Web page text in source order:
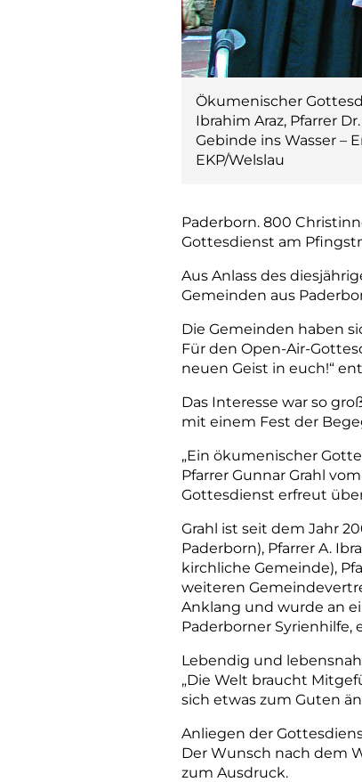
Ökumenischer
Ibrahim Araz, Pfarrer
Gebinde ins Wasser –
EKP/Welslau
Paderborn. 800
Gottesdienst am
Aus Anlass des
Gemeinden aus
Die Gemeinden haben
Für den Open-­Air-
neuen Geist in euch!“
Das Interesse war so
mit einem Fest der
„Ein ökumenischer
Pfarrer Gunnar Grahl
Gottesdienst erfreut
Grahl ist seit dem Jahr
Paderborn), Pfarrer A.
kirchliche Gemeinde),
weiteren
Anklang und wurde an
Paderborner
Lebendig und
„Die Welt braucht
sich etwas zum Guten
Anliegen der
Der Wunsch nach dem
zum Ausdruck.